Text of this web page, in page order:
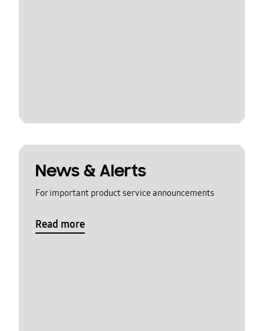
News & Alerts
For important product service announcements
Read more